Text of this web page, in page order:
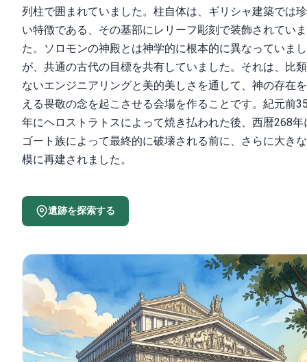
列柱で囲まれていました。柱自体は、ギリシャ建築では
い特徴である、その基部にレリーフ彫刻で装飾されてい
た。ソロモンの神殿とは神学的に根本的に異なっていま
が、共通の古代の目標を共有していました。それは、比
ないエンジニアリングと美的美しさを通して、神の存在
える畏敬の念を起こさせる会場を作ることです。紀元前
年にヘロストラトスによって焼き払われた後、西暦268年
ゴート族によって最終的に破壊される前に、さらに大き
模に再建されました。
遺跡を探索する